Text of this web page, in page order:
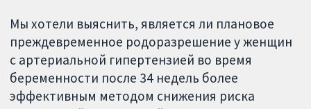
Мы хотели выяснить, является ли плановое
преждевременное родоразрешение у женщин
с артериальной гипертензией во время
беременности после 34 недель более
эффективным методом снижения риска